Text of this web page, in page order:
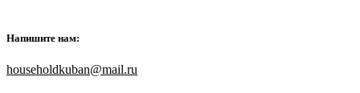
Напишите нам:
householdkuban@mail.ru